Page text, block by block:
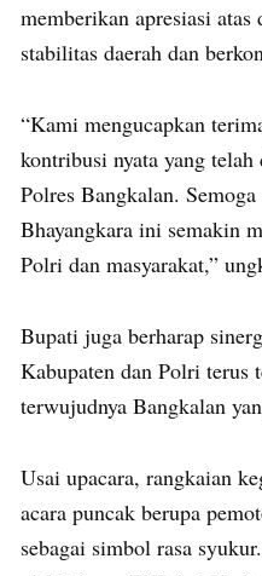
memberikan apresiasi
stabilitas daerah dan
“Kami mengucapkan
kontribusi nyata yang
Polres Bangkalan.
Bhayangkara ini semakin
Polri dan masyarakat,”
Bupati juga berharap
Kabupaten dan Polri terus
terwujudnya Bangkalan
Usai upacara, rangkaian
acara puncak berupa
sebagai simbol rasa